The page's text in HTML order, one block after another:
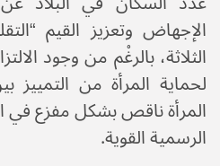
الإجهاض وتعزيز القيم
الثلاثة، بالرغْم من وجود
لحماية المرأة من
المرأة ناقص بشكل مفزع في
الرسمية القوية.